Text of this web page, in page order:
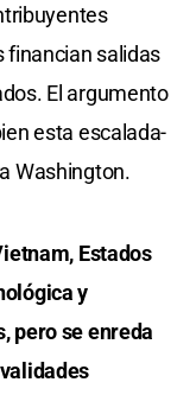
financian salidas
El argumento
esta escalada-
Washington.
Estados
y
pero se enreda